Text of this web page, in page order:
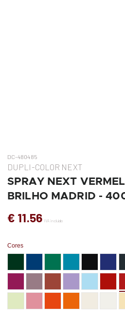
DC-480485
DUPLI-COLOR NEXT
SPRAY NEXT
BRILHO MADRID -
€ 11.56 IVA incluído
Cores